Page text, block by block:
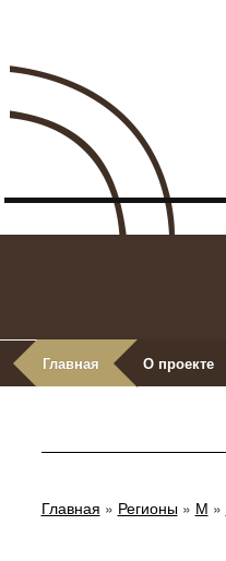
Главная О проекте
Главная » Регионы» М »